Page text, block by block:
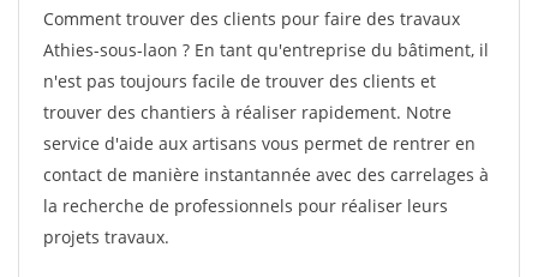
Comment trouver des clients pour faire des travaux
Athies-sous-laon ? En tant qu'entreprise du bâtiment, il
n'est pas toujours facile de trouver des clients et
trouver des chantiers à réaliser rapidement. Notre
service d'aide aux artisans vous permet de rentrer en
contact de manière instantannée avec des carrelages à
la recherche de professionnels pour réaliser leurs
projets travaux.